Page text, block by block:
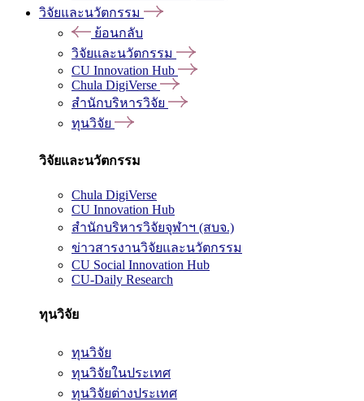
วิจัยและนวัตกรรม
ย้อนกลับ
วิจัยและนวัตกรรม
CU Innovation Hub
Chula DigiVerse
สำนักบริหารวิจัย
ทุนวิจัย
วิจัยและนวัตกรรม
Chula DigiVerse
CU Innovation Hub
สำนักบริหารวิจัยจุฬาฯ (สบจ.)
ข่าวสารงานวิจัยและนวัตกรรม
CU Social Innovation Hub
CU-Daily Research
ทุนวิจัย
ทุนวิจัย
ทุนวิจัยในประเทศ
ทุนวิจัยต่างประเทศ